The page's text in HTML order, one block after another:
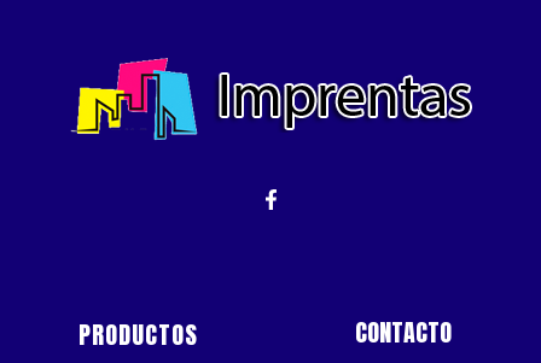
PRODUCTOS CONTACTO